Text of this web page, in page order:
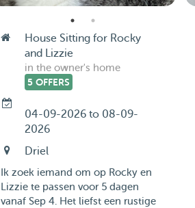
House Sitting for Rocky
and Lizzie
in the owner's home
5 OFFERS
04-09-2026 to 08-09-
2026
Driel
Ik zoek iemand om op Rocky en
Lizzie te passen voor 5 dagen
vanaf Sep 4. Het liefst een rustige